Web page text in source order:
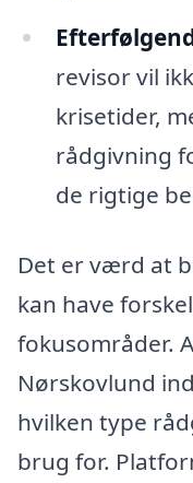
revisor vil
krisetider,
rådgivning
de rigtige
Det er værd at
kan have
fokusområder.
Nørskovlund
hvilken type
brug for.